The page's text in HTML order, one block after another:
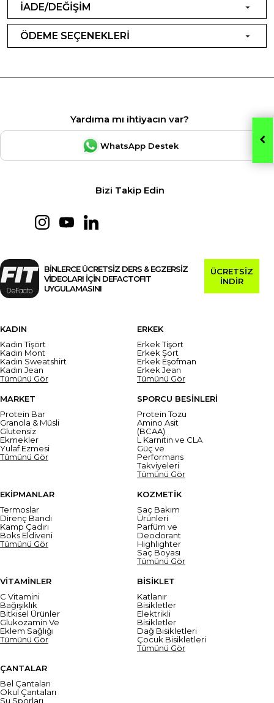
İADE/DEĞİŞİM
ÖDEME SEÇENEKLERİ
Yardıma mı ihtiyacın var?
WhatsApp Destek
Bizi Takip Edin
BİNLERCE ÜCRETSİZ DERS & EGZERSİZ
VİDEOLARI İÇİN DEFACTOFIT
UYGULAMASINI
ÜCRETSİZ
İNDİR
KADIN
Kadın Tişört
Kadın Mont
Kadın Sweatshirt
Kadın Jean
Tümünü Gör
ERKEK
Erkek Tişört
Erkek Şort
Erkek Eşofman
Erkek Jean
Tümünü Gör
MARKET
Protein Bar
Granola & Müsli
Glutensiz
Ekmekler
Yulaf Ezmesi
Tümünü Gör
SPORCU BESİNLERİ
Protein Tozu
Amino Asit
(BCAA)
L Karnitin ve CLA
Güç ve
Performans
Takviyeleri
Tümünü Gör
EKİPMANLAR
Termoslar
Direnç Bandı
Kamp Çadırı
Boks Eldiveni
Tümünü Gör
KOZMETİK
Saç Bakım
Ürünleri
Parfüm ve
Deodorant
Highlighter
Saç Boyası
Tümünü Gör
VİTAMİNLER
C Vitamini
Bağışıklık
Bitkisel Ürünler
Glukozamin Ve
Eklem Sağlığı
Tümünü Gör
BİSİKLET
Katlanır
Bisikletler
Elektrikli
Bisikletler
Dağ Bisikletleri
Çocuk Bisikletleri
Tümünü Gör
ÇANTALAR
Bel Çantaları
Okul Çantaları
Su Sporları